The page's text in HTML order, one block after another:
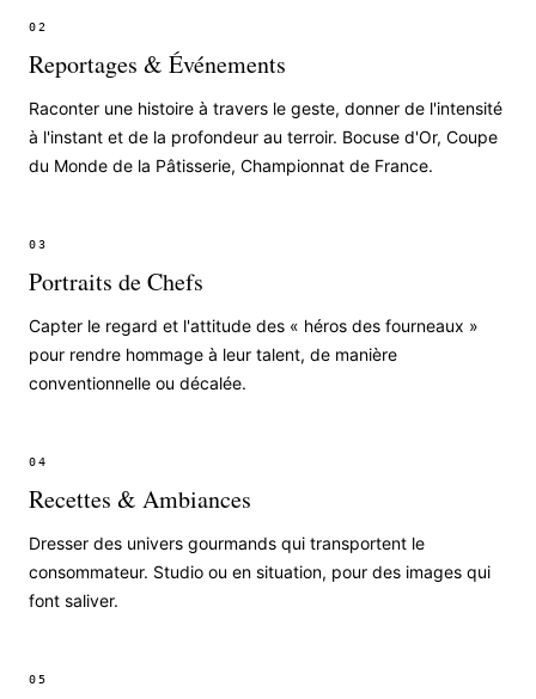
02
Reportages & Événements
Raconter une histoire à travers le geste, donner de l'intensité
à l'instant et de la profondeur au terroir. Bocuse d'Or, Coupe
du Monde de la Pâtisserie, Championnat de France.
03
Portraits de Chefs
Capter le regard et l'attitude des « héros des fourneaux »
pour rendre hommage à leur talent, de manière
conventionnelle ou décalée.
04
Recettes & Ambiances
Dresser des univers gourmands qui transportent le
consommateur. Studio ou en situation, pour des images qui
font saliver.
05